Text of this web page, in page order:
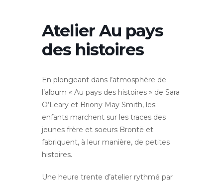
Atelier Au pays
des histoires
En plongeant dans l’atmosphère de
l’album « Au pays des histoires » de Sara
O’Leary et Briony May Smith, les
enfants marchent sur les traces des
jeunes frère et soeurs Brontë et
fabriquent, à leur manière, de petites
histoires.
Une heure trente d’atelier rythmé par